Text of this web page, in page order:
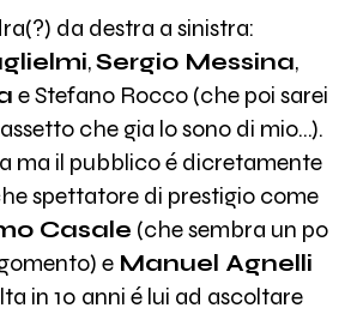
da destra a sinistra:
,Sergio Messina,
e Stefano Rocco (che poi sarei
che gia lo sono di mio...).
ma il pubblico é dicretamente
spettatore di prestigio come
Casale (che sembra un po
e Manuel Agnelli
in 10 anni é lui ad ascoltare